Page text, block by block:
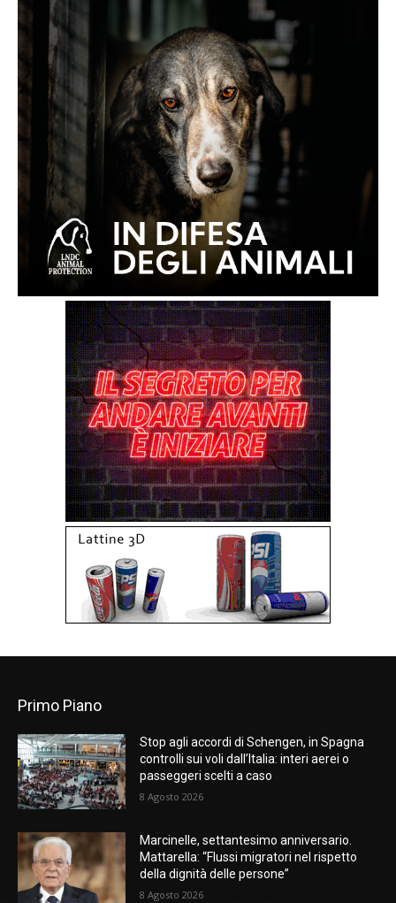
Primo Piano
Stop agli accordi di Schengen, in Spagna
controlli sui voli dall’Italia: interi aerei o
passeggeri scelti a caso
8 Agosto 2026
Marcinelle, settantesimo anniversario.
Mattarella: “Flussi migratori nel rispetto
della dignità delle persone”
8 Agosto 2026